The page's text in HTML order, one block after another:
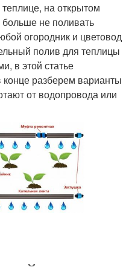
на открытом
не поливать
огородник и цветовод
полив для теплицы
в этой статье
разберем варианты
от водопровода или